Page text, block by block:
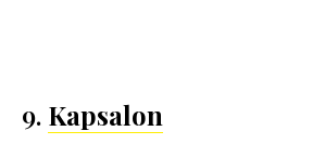
9. Kapsalon